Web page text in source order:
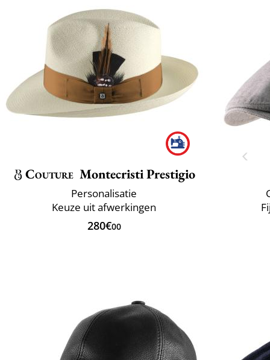
Couture Montecristi Prestigio
Personalisatie
Keuze uit afwerkingen
280€00